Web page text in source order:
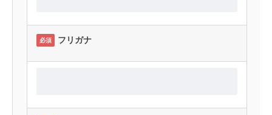
必須 フリガナ